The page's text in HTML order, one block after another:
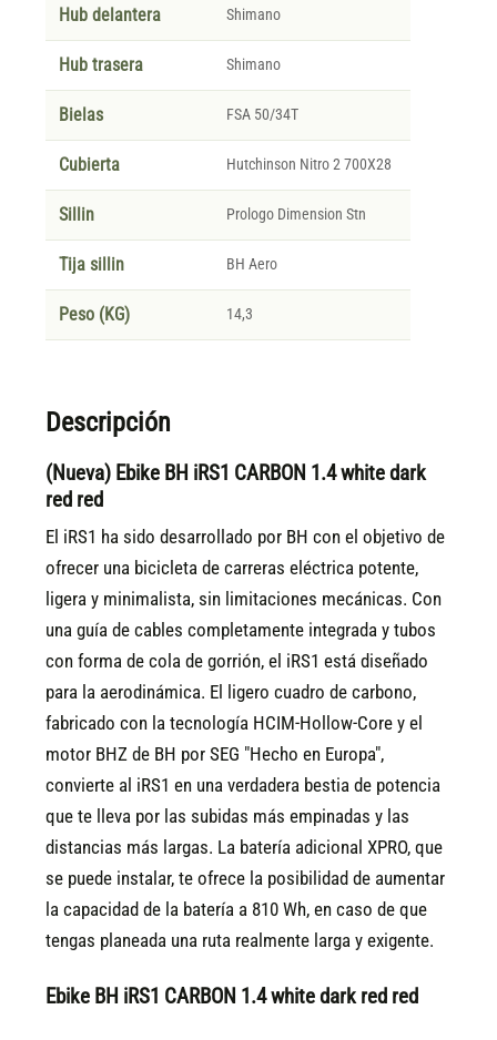
Hub delantera Shimano
Hub trasera Shimano
Bielas FSA 50/34T
Cubierta Hutchinson Nitro 2 700X28
Sillin Prologo Dimension Stn
Tija sillin BH Aero
Peso (KG) 14,3
Descripción
(Nueva) Ebike BH iRS1 CARBON 1.4 white dark
red red
El iRS1 ha sido desarrollado por BH con el objetivo de
ofrecer una bicicleta de carreras eléctrica potente,
ligera y minimalista, sin limitaciones mecánicas. Con
una guía de cables completamente integrada y tubos
con forma de cola de gorrión, el iRS1 está diseñado
para la aerodinámica. El ligero cuadro de carbono,
fabricado con la tecnología HCIM-Hollow-Core y el
motor BHZ de BH por SEG "Hecho en Europa",
convierte al iRS1 en una verdadera bestia de potencia
que te lleva por las subidas más empinadas y las
distancias más largas. La batería adicional XPRO, que
se puede instalar, te ofrece la posibilidad de aumentar
la capacidad de la batería a 810 Wh, en caso de que
tengas planeada una ruta realmente larga y exigente.
Ebike BH iRS1 CARBON 1.4 white dark red red